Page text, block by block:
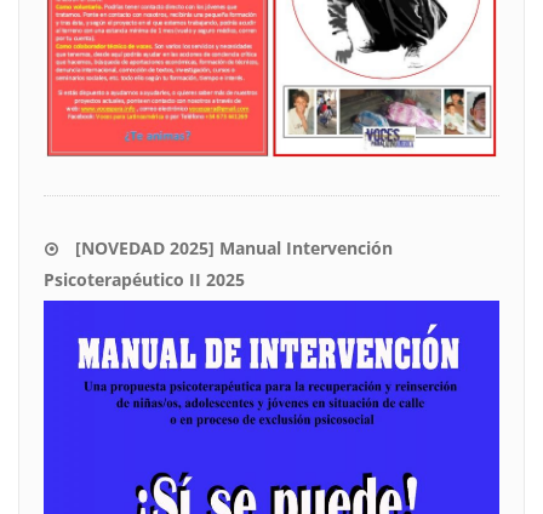
[NOVEDAD 2025] Manual Intervención
Psicoterapéutico II 2025